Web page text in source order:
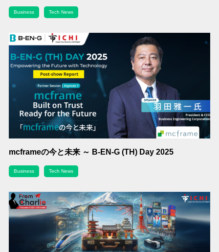
Business Tech News
mcframeの今と未来 ～ B-EN-G (TH) Day 2025
Business Tech News